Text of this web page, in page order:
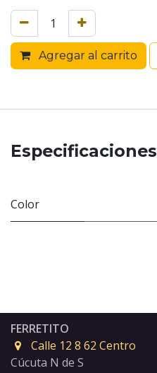
Agregar al carrito
Especificaciones
Color
FERRETITO
Calle 12 8 62 Centro
Cúcuta N de S